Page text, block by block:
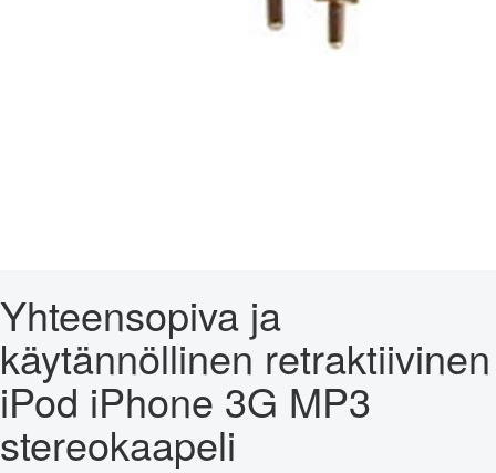
Yhteensopiva ja
käytännöllinen retraktiivinen
iPod iPhone 3G MP3
stereokaapeli